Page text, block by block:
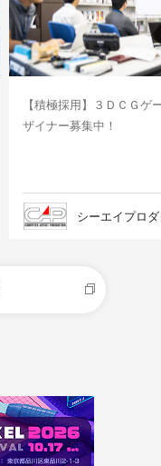
【積極採用】３ＤＣＧゲ
ザイナー募集中！
シーエイプロ